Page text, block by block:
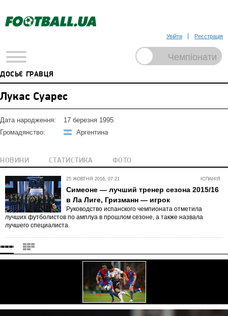
Увійти Реєстрація
ДОСЬЄ ГРАВЦЯ
Лукас Суарес
Дата народження:
17 березня 1995
Громадянство:
Аргентина
НОВИНИ СТАТИСТИКА ФОТО
ІСПАНІЯ
25 ЖОВТНЯ 2016, 07:21
Симеоне — лучший тренер сезона 2015/16
в Ла Лиге, Гризманн — игрок
Руководство испанского чемпионата отметила
лучших футболистов по амплуа в прошлом сезоне, а также назвала
лучшего специалиста.